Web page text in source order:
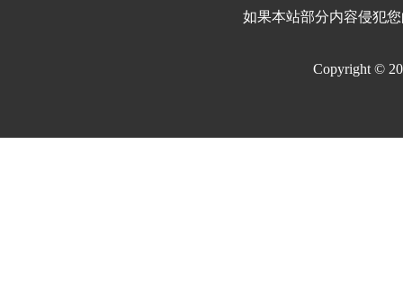
如果本站部分内容侵犯
Copyright ©